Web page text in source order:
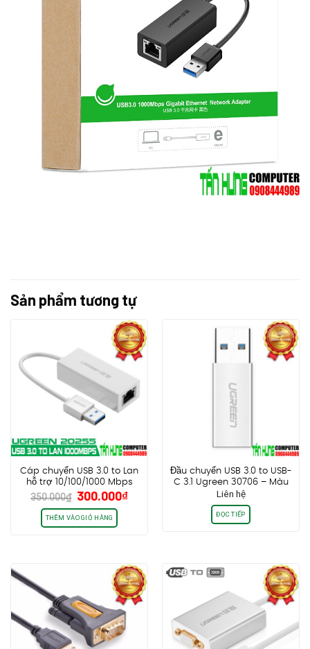
Sản phẩm tương tự
Cáp chuyển USB 3.0 to Lan
hỗ trợ 10/100/1000 Mbps
Ugreen 20255
350.000₫ Giá
gốc
là:
350.000₫.
300.000₫Giá
THÊM VÀO GIỎ HÀNG
Đầu chuyển USB 3.0 to USB-
C 3.1 Ugreen 30706 – Màu
Bạc
Liên hệ
ĐỌC TIẾP